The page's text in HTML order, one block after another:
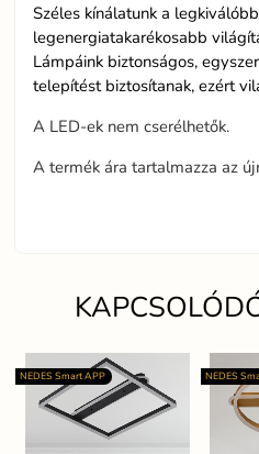
Széles kínálatunk a
legenergiatakarékosabb
Lámpáink biztonságos,
telepítést biztosítanak, ezért
A LED-ek nem cserélhetők.
A termék ára tartalmazza az
NEDES Smart APP NEDES